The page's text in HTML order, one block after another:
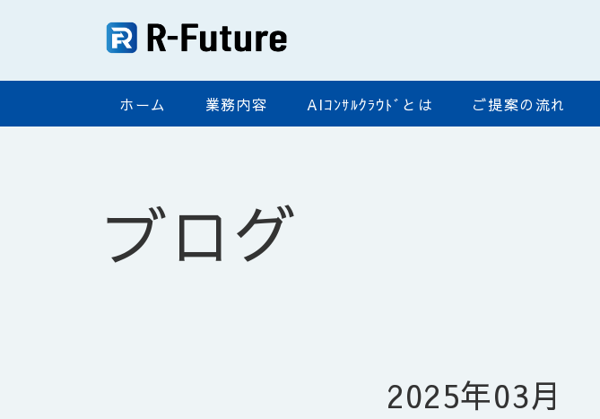
ホーム 業務内容 AIｺﾝｻﾙｸﾗｳﾄﾞとは ご提案の流れ
ブログ
2025年03月